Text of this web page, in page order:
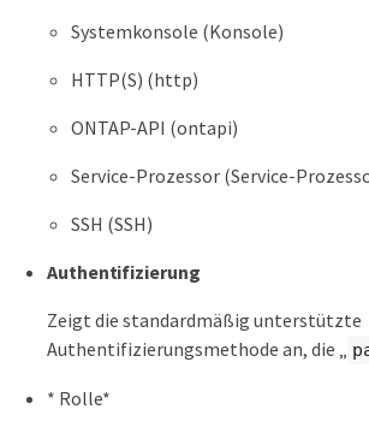
Systemkonsole (Konsole)
HTTP(S) (http)
ONTAP-API (ontapi)
Service-Prozessor (Service-
SSH (SSH)
Authentifizierung
Zeigt die standardmäßig unterstützte
Authentifizierungsmethode an, die „
* Rolle*